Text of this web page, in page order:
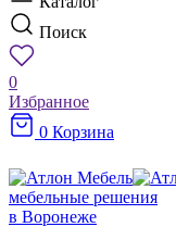
Поиск
0
Избранное
0 Корзина
мебельные решения
в Воронеже